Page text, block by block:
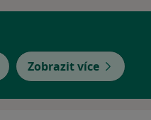
Zobrazit více